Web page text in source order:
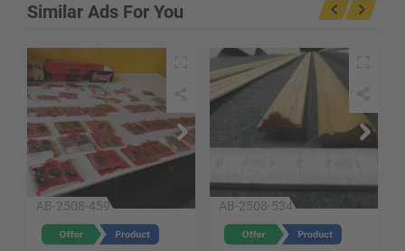
Similar Ads For You
AB-2508-459 AB-2508-534